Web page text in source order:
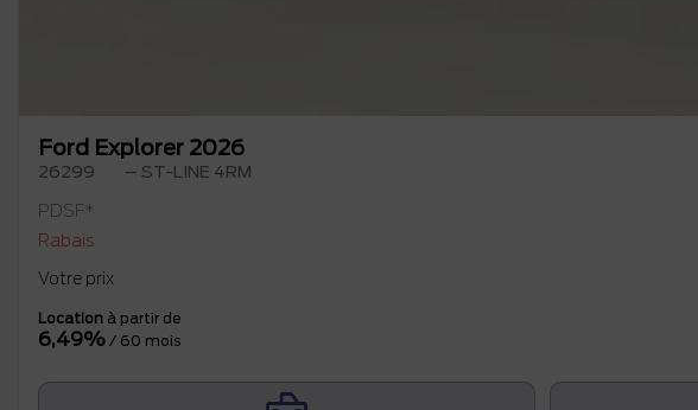
Ford Explorer 2026
26299 – ST-LINE 4RM
PDSF*
Rabais
Votre prix
Location à partir de
6,49% / 60 mois